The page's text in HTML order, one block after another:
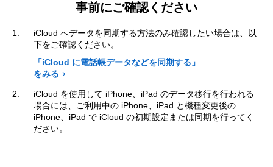
事前にご確認ください
iCloud へデータを同期する方法のみ確認したい場合は、以
下をご確認ください。
「iCloud に電話帳データなどを同期する」
をみる
iCloud を使用して iPhone、iPad のデータ移行を行われる
場合には、ご利用中の iPhone、iPad と機種変更後の
iPhone、iPad で iCloud の初期設定または同期を行ってく
ださい。